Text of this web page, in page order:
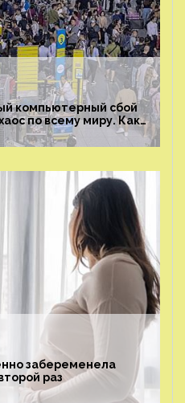
компьютерный сбой
по всему миру. Как
забеременела
раз